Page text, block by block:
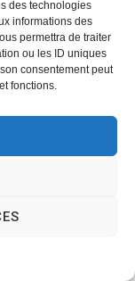
des technologies
informations des
permettra de traiter
ou les ID uniques
consentement peut
fonctions.
FESTIVAL
JOURNEE